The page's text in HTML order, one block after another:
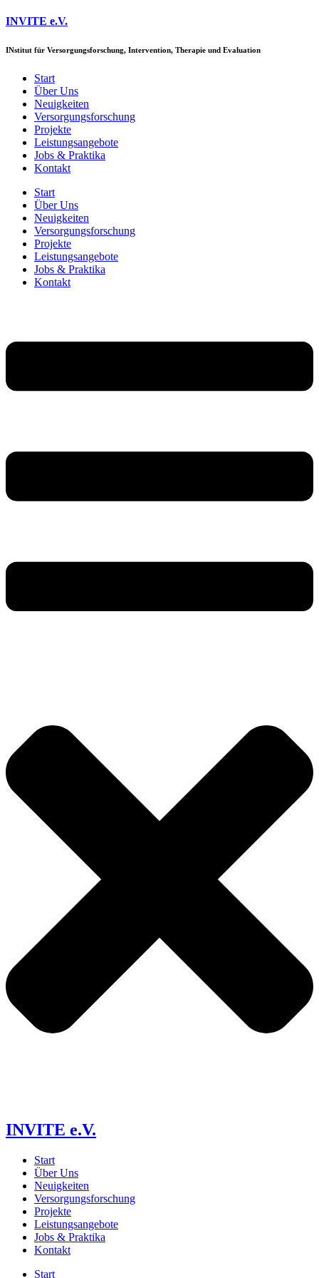
Zum
springen
INVITE e.V.
INstitut für Versorgungsforschung, Intervention, Therapie und Evaluation
Start
Über Uns
Neuigkeiten
Versorgungs­forschung
Projekte
Leistungsangebote
Jobs & Praktika
Kontakt
Start
Über Uns
Neuigkeiten
Versorgungs­forschung
Projekte
Leistungsangebote
Jobs & Praktika
Kontakt
INVITE e.V.
Start
Über Uns
Neuigkeiten
Versorgungs­forschung
Projekte
Leistungsangebote
Jobs & Praktika
Kontakt
Start